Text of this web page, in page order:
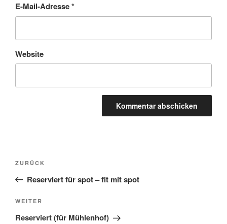
E-Mail-Adresse*
Website
Beitragsnavigation
Vorheriger
Beitrag
ZURÜCK
Reserviert für spot – fit mit spot
Nächster
Beitrag
WEITER
Reserviert (für Mühlenhof)